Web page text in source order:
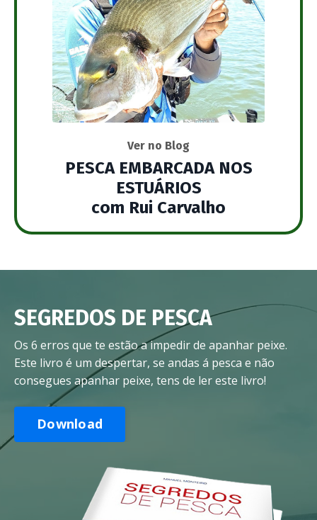
Ver no Blog
PESCA EMBARCADA NOS
ESTUÁRIOS
com Rui Carvalho
SEGREDOS DE PESCA
Os 6 erros que te estão a impedir de apanhar peixe.
Este livro é um despertar, se andas á pesca e não
consegues apanhar peixe, tens de ler este livro!
Download